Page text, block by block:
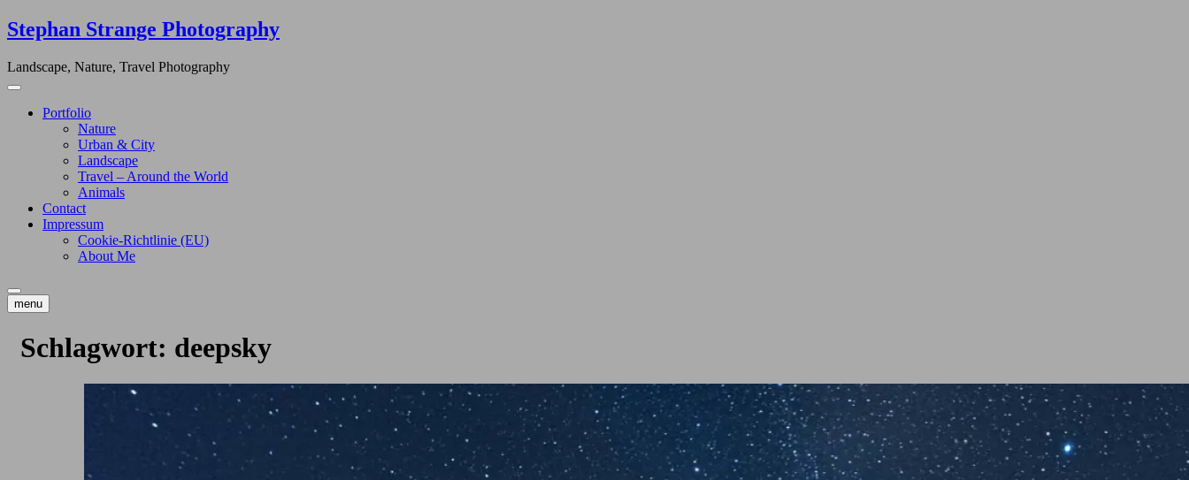
Skip
to
Stephan Strange Photography
Landscape, Nature, Travel Photography
Portfolio
Nature
Urban & City
Landscape
Travel – Around the World
Animals
Contact
Impressum
Cookie-Richtlinie (EU)
About Me
menu
Schlagwort: deepsky